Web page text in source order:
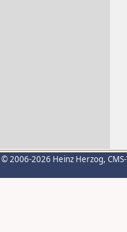
© 2006-2026 Heinz Herzog,